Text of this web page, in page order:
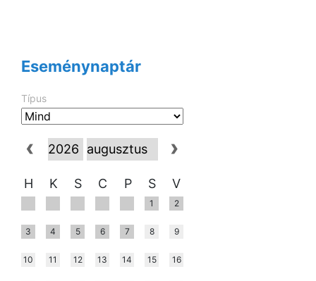
Eseménynaptár
Típus
H K S C P S V
1 2
3 4 5 6 7 8 9
10 11 12 13 14 15 16